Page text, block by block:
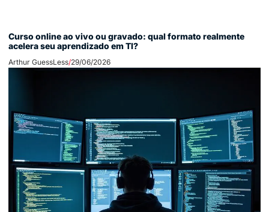
Curso online ao vivo ou gravado: qual formato realmente
acelera seu aprendizado em TI?
Arthur GuessLess 29/06/2026